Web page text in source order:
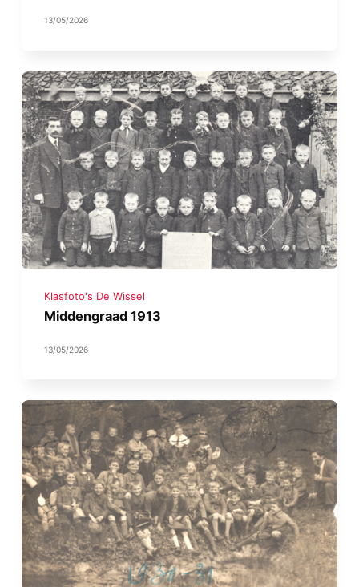
13/05/2026
Klasfoto's De Wissel
Middengraad 1913
13/05/2026